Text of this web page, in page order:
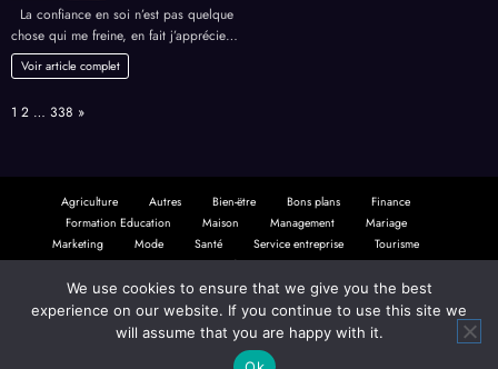
de
La confiance en soi n’est pas quelque
chose qui me freine, en fait j’apprécie…
Voir article complet
Page:
1 2 … 338 Next
»
Agriculture Autres Bien-ëtre Bons plans
Finance
Formation Education
Maison Management
Mariage
Marketing
Mode Santé Service entreprise
Tourisme
Transports de personnes
NewsBlogger - Magazine & BlogWordPressThème 2026 | Powered BySpiceThemes
We use cookies to ensure that we give you the best
experience on our website. If you continue to use this site we
will assume that you are happy with it.